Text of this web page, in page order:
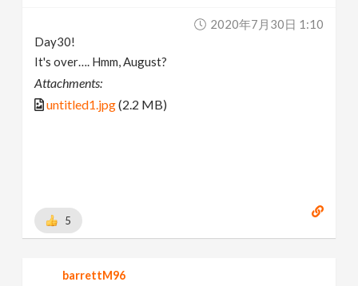
2020年7月30日 1:10
Day30!
It's over…. Hmm, August?
Attachments:
untitled1.jpg(2.2 MB)
5
barrettM96